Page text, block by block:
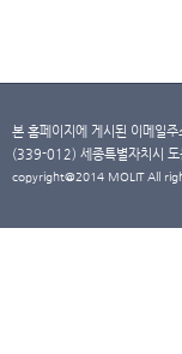
본 홈페이지에 게시된 이메일
(339-012) 세종특별자치시
copyright@2014 MOLIT All